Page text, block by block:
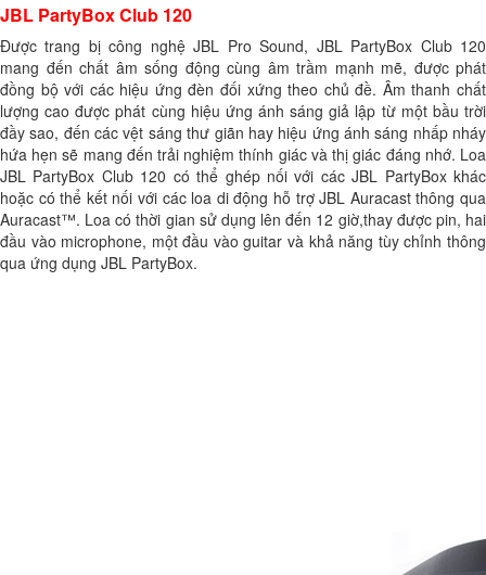
JBL PartyBox Club 120
Được trang bị công nghệ JBL Pro Sound, JBL PartyBox Club 120
mang đến chất âm sống động cùng âm trầm mạnh mẽ, được phát
đồng bộ với các hiệu ứng đèn đối xứng theo chủ đề. Âm thanh chất
lượng cao được phát cùng hiệu ứng ánh sáng giả lập từ một bầu trời
đầy sao, đến các vệt sáng thư giãn hay hiệu ứng ánh sáng nhấp nháy
hứa hẹn sẽ mang đến trải nghiệm thính giác và thị giác đáng nhớ. Loa
JBL PartyBox Club 120 có thể ghép nối với các JBL PartyBox khác
hoặc có thể kết nối với các loa di động hỗ trợ JBL Auracast thông qua
Auracast™. Loa có thời gian sử dụng lên đến 12 giờ,thay được pin, hai
đầu vào microphone, một đầu vào guitar và khả năng tùy chỉnh thông
qua ứng dụng JBL PartyBox.